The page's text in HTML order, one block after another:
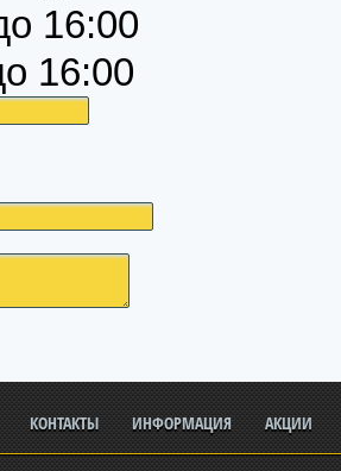
16:00
16:00
КОНТАКТЫ ИНФОРМАЦИЯ АКЦИИ